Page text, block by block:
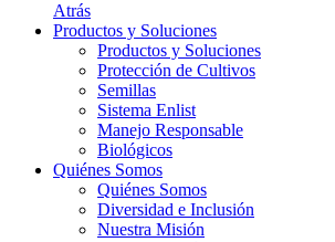
Atrás
Productos y Soluciones
Productos y Soluciones
Protección de Cultivos
Semillas
Sistema Enlist
Manejo Responsable
Biológicos
Quiénes Somos
Quiénes Somos
Diversidad e Inclusión
Nuestra Misión